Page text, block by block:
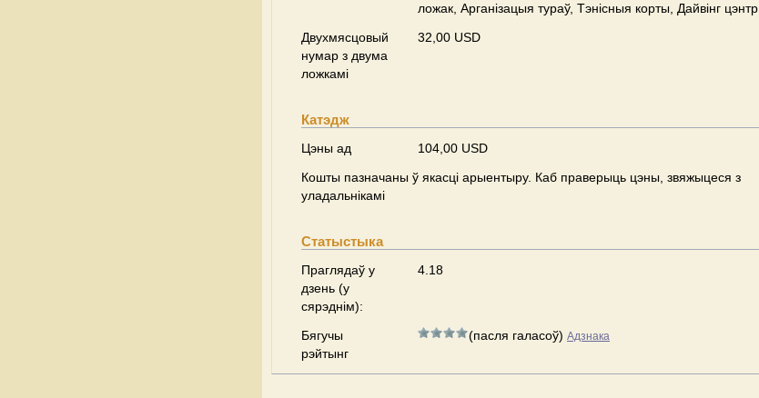
ложак, Арганізацыя тураў, Тэнісныя корты, Дайвінг цэнтр
Двухмясцовый
нумар з двума
ложкамі
32,00 USD
Катэдж
Цэны ад
104,00 USD
Кошты пазначаны ў якасці арыентыру. Каб праверыць цэны, звяжыцеся з
уладальнікамі
Статыстыка
Праглядаў у
дзень (у
сярэднім):
4.18
Бягучы
рэйтынг
(пасля галасоў) Адзнака